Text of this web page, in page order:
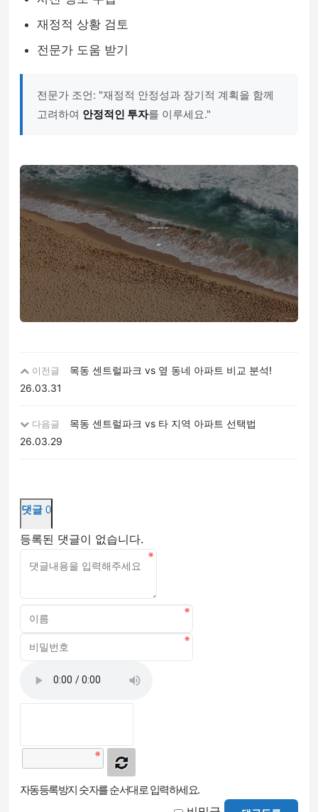
재정적 상황 검토
전문가 도움 받기
전문가 조언: "재정적 안정성과 장기적 계획을 함께
고려하여 안정적인 투자를 이루세요."
이전글
목동 센트럴파크 vs 옆 동네 아파트 비교 분석!
26.03.31
다음글
목동 센트럴파크 vs 타 지역 아파트 선택법
26.03.29
댓글 0
등록된 댓글이 없습니다.
자동등록방지 숫자를 순서대로 입력하세요.